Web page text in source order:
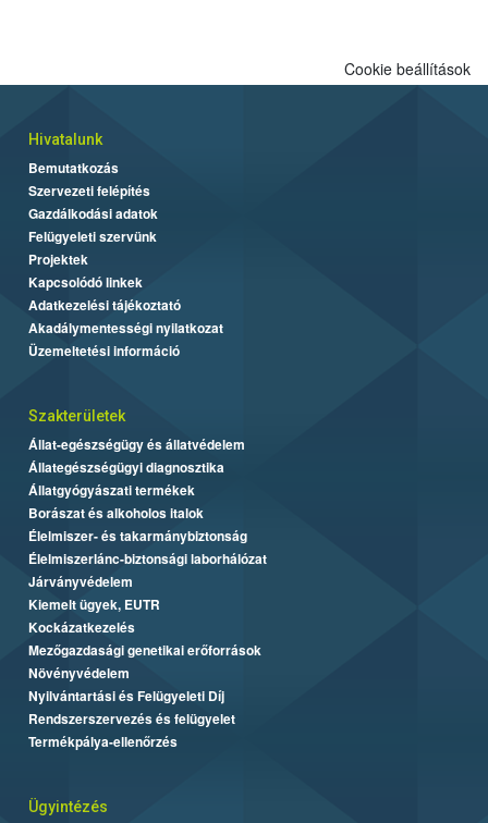
Cookie beállítások
Hivatalunk
Bemutatkozás
Szervezeti felépítés
Gazdálkodási adatok
Felügyeleti szervünk
Projektek
Kapcsolódó linkek
Adatkezelési tájékoztató
Akadálymentességi nyilatkozat
Üzemeltetési információ
Szakterületek
Állat-egészségügy és állatvédelem
Állategészségügyi diagnosztika
Állatgyógyászati termékek
Borászat és alkoholos italok
Élelmiszer- és takarmánybiztonság
Élelmiszerlánc-biztonsági laborhálózat
Járványvédelem
Kiemelt ügyek, EUTR
Kockázatkezelés
Mezőgazdasági genetikai erőforrások
Növényvédelem
Nyilvántartási és Felügyeleti Díj
Rendszerszervezés és felügyelet
Termékpálya-ellenőrzés
Ügyintézés